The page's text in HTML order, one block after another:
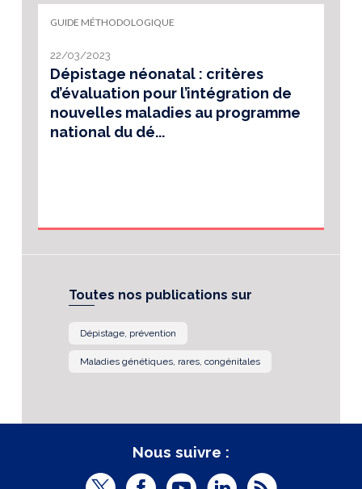
GUIDE MÉTHODOLOGIQUE
22/03/2023
Dépistage néonatal : critères
d’évaluation pour l’intégration de
nouvelles maladies au programme
national du dé...
Toutes nos publications sur
Dépistage, prévention
Maladies génétiques, rares, congénitales
Nous suivre :